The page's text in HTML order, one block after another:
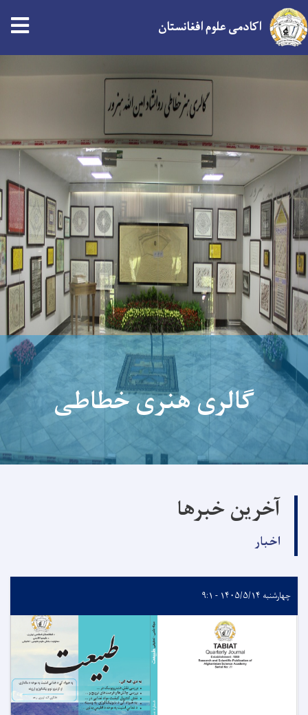
to
main
content
اکادمی علوم افغانستان
کتابخانه مرکزی اکادمی علوم
آخرین خبرها
اخبار
چهارشنبه ۱۴۰۵/۵/۱۴ - ۹:۱